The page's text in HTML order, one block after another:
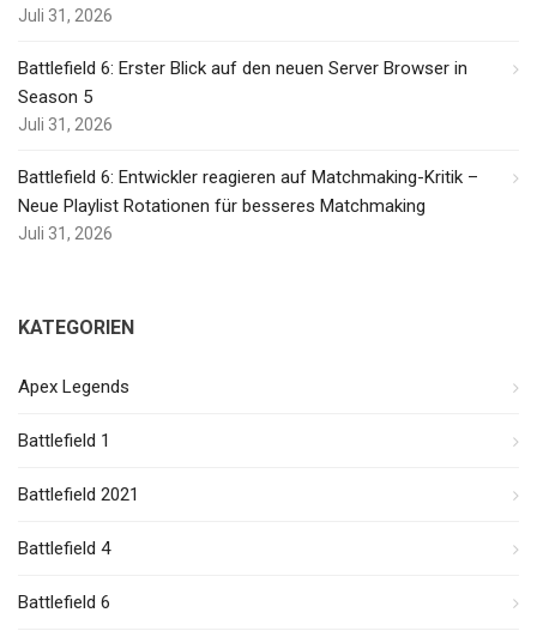
Juli 31, 2026
Battlefield 6: Erster Blick auf den neuen Server Browser in
Season 5
Juli 31, 2026
Battlefield 6: Entwickler reagieren auf Matchmaking-Kritik –
Neue Playlist Rotationen für besseres Matchmaking
Juli 31, 2026
KATEGORIEN
Apex Legends
Battlefield 1
Battlefield 2021
Battlefield 4
Battlefield 6